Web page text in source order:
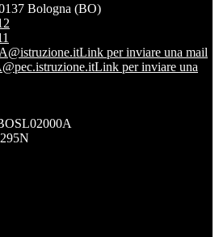
Bologna (BO)
Link per inviare una mail
Link per inviare una